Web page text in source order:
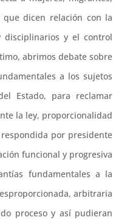
que dicen relación con la
disciplinarios y el control
abrimos debate sobre
a los sujetos
Estado, para reclamar
la ley, proporcionalidad
por presidente
funcional y progresiva
fundamentales a la
arbitraria
proceso y así pudieran